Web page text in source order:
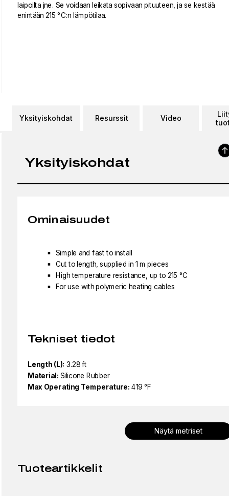
laipoilta jne. Se voidaan leikata sopivaan pituuteen, ja se kestää
enintään 215 °C:n lämpötilaa.
Yksityiskohdat Resurssit Video
Yksityiskohdat
Ominaisuudet
Simple and fast to install
Cut to length, supplied in 1 m pieces
High temperature resistance, up to 215 °C
For use with polymeric heating cables
Tekniset tiedot
Length (L): 3.28 ft
Material: Silicone Rubber
Max Operating Temperature: 419 °F
Näytä metriset
Tuoteartikkelit